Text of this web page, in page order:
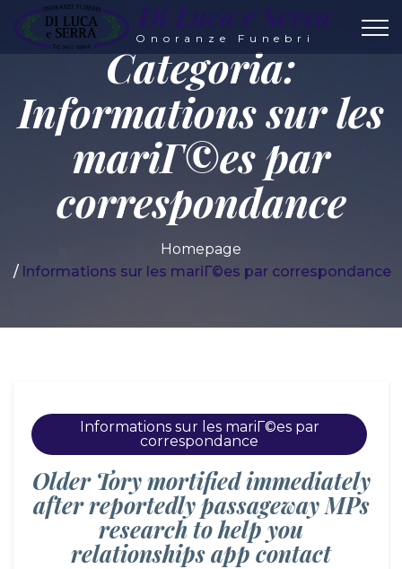
Di Luca e Serra
Onoranze Funebri
Categoria:
Informations sur les
mariГ©es par
correspondance
Homepage
Informations sur les mariГ©es par correspondance
Informations sur les mariГ©es par
correspondance
Older Tory mortified immediately
after reportedly passageway MPs
research to help you
relationships app contact